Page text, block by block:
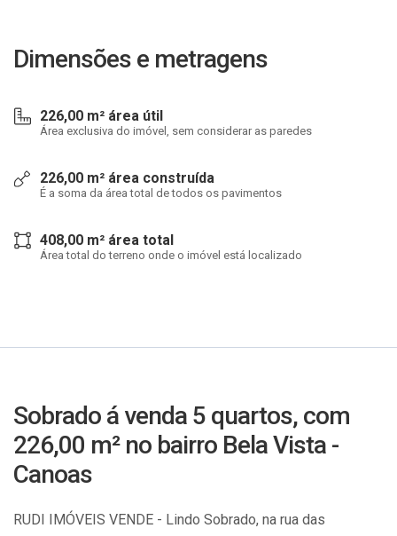
Dimensões e metragens
226,00 m² área útil
Área exclusiva do imóvel, sem considerar as paredes
226,00 m² área construída
É a soma da área total de todos os pavimentos
408,00 m² área total
Área total do terreno onde o imóvel está localizado
Sobrado á venda 5 quartos, com
226,00 m² no bairro Bela Vista -
Canoas
RUDI IMÓVEIS VENDE - Lindo Sobrado, na rua das